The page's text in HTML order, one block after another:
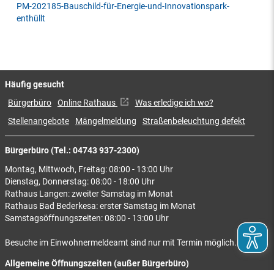
PM-202185-Bauschild-für-Energie-und-Innovationspark-
enthüllt
Bürgerbüro (Tel.: 04743 937-2300)
Montag, Mittwoch, Freitag: 08:00 - 13:00 Uhr
Dienstag, Donnerstag: 08:00 - 18:00 Uhr
Rathaus Langen: zweiter Samstag im Monat
Rathaus Bad Bederkesa: erster Samstag im Monat
Samstagsöffnungszeiten: 08:00 - 13:00 Uhr
Besuche im Einwohnermeldeamt sind nur mit Termin möglich.
Allgemeine Öffnungszeiten (außer Bürgerbüro)
Häufig gesucht
Bürgerbüro Online Rathaus
Was erledige ich wo?
Stellenangebote
Mängelmeldung Straßenbeleuchtung defekt